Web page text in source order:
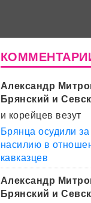
Александр
Брянский и
и корейцев везут
Брянца осудили
насилию в
кавказцев
Александр
Брянский и